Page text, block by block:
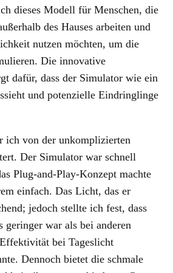
dieses Modell für Menschen, die
des Hauses arbeiten und
nutzen möchten, um die
Die innovative
dafür, dass der Simulator wie ein
und potenzielle Eindringlinge
ich von der unkomplizierten
Der Simulator war schnell
Plug-and-Play-Konzept machte
einfach. Das Licht, das er
jedoch stellte ich fest, dass
war als bei anderen
bei Tageslicht
Dennoch bietet die schmale